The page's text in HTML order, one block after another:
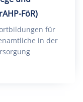
FöR)
für
in der